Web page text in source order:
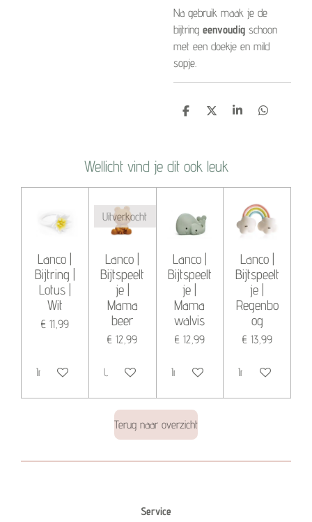
Na gebruik maak je de
bijtring eenvoudig schoon
met een doekje en mild
sopje.
D
n
D
S
D
Wellicht vind je dit ook leuk
Lanco |
Bijtring |
Lotus |
Wit
€ 11,99
In winkelwagen
Uitverkocht
Lanco |
Bijtspeelt
je |
Mama
beer
€ 12,99
Uitverkocht
Lanco |
Bijtspeelt
je |
Mama
walvis
€ 12,99
In winkelwagen
Lanco |
Bijtspeelt
je |
Regenbo
og
€ 13,99
In winkelwagen
Terug naar overzicht
Service